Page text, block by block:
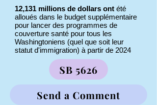
12,131 millions de dollars ont été
alloués dans le budget supplémentaire
pour lancer des programmes de
couverture santé pour tous les
Washingtoniens (quel que soit leur
statut d'immigration) à partir de 2024
SB 5626
Send a Comment